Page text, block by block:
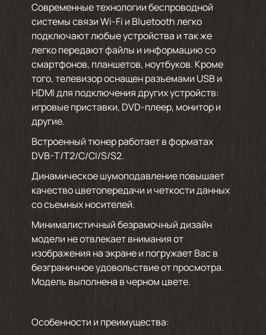
Современные технологии беспроводной
системы связи Wi-Fi и Bluetooth легко
подключают любые устройства и так же
легко передают файлы и информацию со
смартфонов, планшетов, ноутбуков. Кроме
того, телевизор оснащен разъемами USB и
HDMI для подключения других устройств:
игровые приставки, DVD-плеер, монитор и
другие.
Встроенный тюнер работает в форматах
DVB-T/T2/C/СI/S/S2.
Динамическое шумоподавление повышает
качество цветопередачи и четкости данных
со съемных носителей.
Минималистичный безрамочный дизайн
модели не отвлекает внимания от
изображения на экране и погружает Вас в
безграничное удовольствие от просмотра.
Модель выполнена в черном цвете.
Особенности и преимущества: